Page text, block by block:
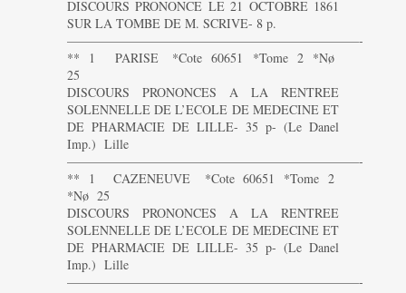
DISCOURS PRONONCE LE 21 OCTOBRE 1861
SUR LA TOMBE DE M. SCRIVE- 8 p.
———————————————————————-
** 1 PARISE *Cote 60651 *Tome 2 *Nø
25
DISCOURS PRONONCES A LA RENTREE
SOLENNELLE DE L’ECOLE DE MEDECINE ET
DE PHARMACIE DE LILLE- 35 p- (Le Danel
Imp.) Lille
———————————————————————-
** 1 CAZENEUVE *Cote 60651 *Tome 2
*Nø 25
DISCOURS PRONONCES A LA RENTREE
SOLENNELLE DE L’ECOLE DE MEDECINE ET
DE PHARMACIE DE LILLE- 35 p- (Le Danel
Imp.) Lille
———————————————————————-